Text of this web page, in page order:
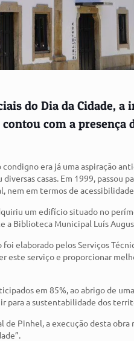
do Dia da Cidade, a
com a presença
era já uma aspiração
casas. Em 1999, passou
nem em termos de
um edifício situado no
Biblioteca Municipal Luís
elaborado pelos Serviços
este serviço e proporcionar
em 85%, ao abrigo de
para a sustentabilidade dos
de Pinhel, a execução desta